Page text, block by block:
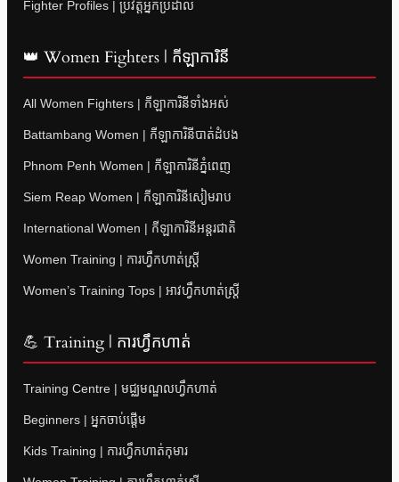
Fighter Profiles | ប្រវត្តិអ្នកប្រដាល់
👑 Women Fighters | កីឡាការិនី
All Women Fighters | កីឡាការិនីទាំងអស់
Battambang Women | កីឡាការិនីបាត់ដំបង
Phnom Penh Women | កីឡាការិនីភ្នំពេញ
Siem Reap Women | កីឡាការិនីសៀមរាប
International Women | កីឡាការិនីអន្តរជាតិ
Women Training | ការហ្វឹកហាត់ស្ត្រី
Women’s Training Tops | អាវហ្វឹកហាត់ស្ត្រី
💪 Training | ការហ្វឹកហាត់
Training Centre | មជ្ឈមណ្ឌលហ្វឹកហាត់
Beginners | អ្នកចាប់ផ្តើម
Kids Training | ការហ្វឹកហាត់កុមារ